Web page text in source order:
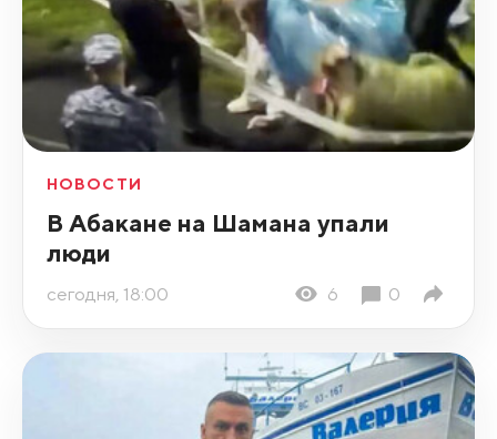
НОВОСТИ
В Абакане на Шамана упали
люди
сегодня, 18:00 6 0